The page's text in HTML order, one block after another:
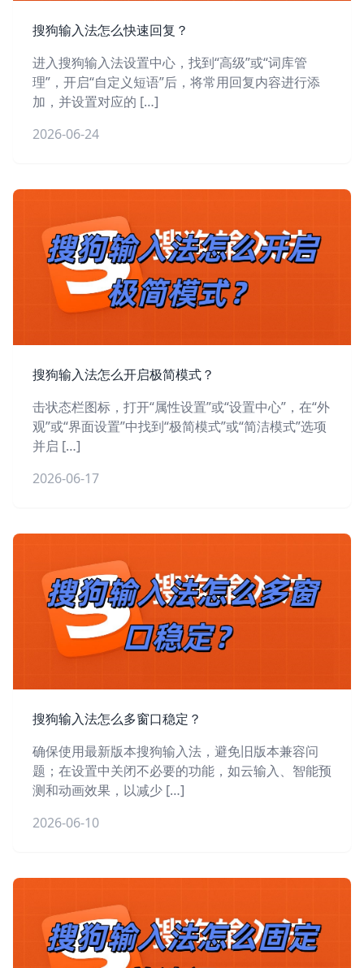
搜狗输入法怎么快速回复？
进入搜狗输入法设置中心，找到“高级”或“词库管
理”，开启“自定义短语”后，将常用回复内容进行添
加，并设置对应的 […]
2026-06-24
搜狗输入法怎么开启极简模式？
击状态栏图标，打开“属性设置”或“设置中心”，在“外
观”或“界面设置”中找到“极简模式”或“简洁模式”选项
并启 […]
2026-06-17
搜狗输入法怎么多窗口稳定？
确保使用最新版本搜狗输入法，避免旧版本兼容问
题；在设置中关闭不必要的功能，如云输入、智能预
测和动画效果，以减少 […]
2026-06-10